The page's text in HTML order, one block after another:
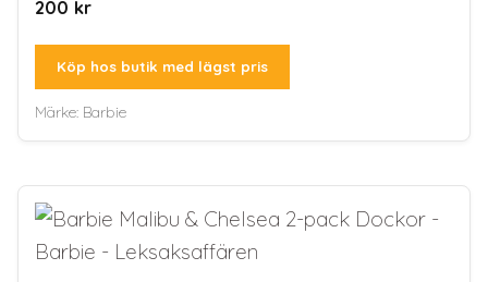
200 kr
Köp hos butik med lägst pris
Märke: Barbie